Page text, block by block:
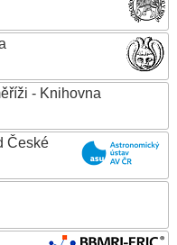
- Knihovna
České